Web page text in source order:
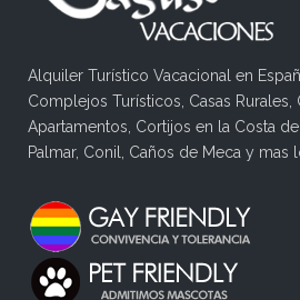
Alquiler Turístico Vacacional en
Complejos Turísticos, Casas Rurales,
Apartamentos, Cortijos en la Costa de
Palmar, Conil, Caños de Meca y mas